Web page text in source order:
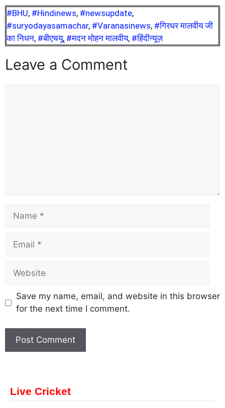
#BHU, #Hindinews, #newsupdate,
#suryodayasamachar, #Varanasinews, #गिरधर मालवीय जी
का निधन, #बीएचयू, #मदन मोहन मालवीय, #हिंदीन्यूज़
Leave a Comment
Save my name, email, and website in this browser
for the next time I comment.
Live Cricket